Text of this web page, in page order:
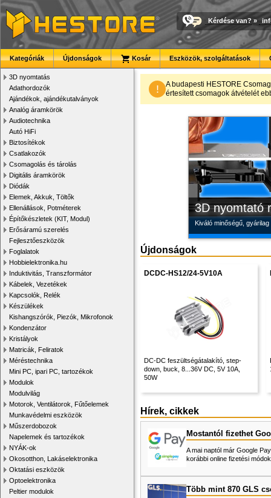
Kérdése van? »
Kategóriák Újdonságok Kosár Eszközök, szolgáltatások
3D nyomtatás
Adathordozók
Ajándékok, ajándékutalványok
Analóg áramkörök
Audiotechnika
Autó HiFi
Biztosítékok
Csatlakozók
Csomagolás és tárolás
Digitális áramkörök
Diódák
Elemek, Akkuk, Töltők
Ellenállások, Potméterek
Építőkészletek (KIT, Modul)
Erősáramú szerelés
Fejlesztőeszközök
Foglalatok
Hobbielektronika.hu
Induktivitás, Transzformátor
Kábelek, Vezetékek
Kapcsolók, Relék
Készülékek
Kishangszórók, Piezók, Mikrofonok
Kondenzátor
Kristályok
Matricák, Feliratok
Méréstechnika
Mini PC, ipari PC, tartozékok
Modulok
Modulvilág
Motorok, Ventilátorok, Fűtőelemek
Munkavédelmi eszközök
Műszerdobozok
Napelemek és tartozékok
NYÁK-ok
Okosotthon, Lakáselektronika
Oktatási eszközök
Optoelektronika
Peltier modulok
!
A budapesti HESTORE
értesített csomagok átvételét
3D nyomtató
Kiváló minőségű,
Modulvilág
Fejlesztés, szórakozás
Új PLA
Kiváló árfekvésű, sok
Megbízható
Új, modern
Újdonságok
DCDC-HS12/24-5V10A
DC-DC feszültségátalakító, step-
down, buck, 8...36V DC, 5V 10A,
50W
Hírek, cikkek
Mostantól fizethet
A mai naptól már Google
korábbi online fizetési
Több mint 870 GLS